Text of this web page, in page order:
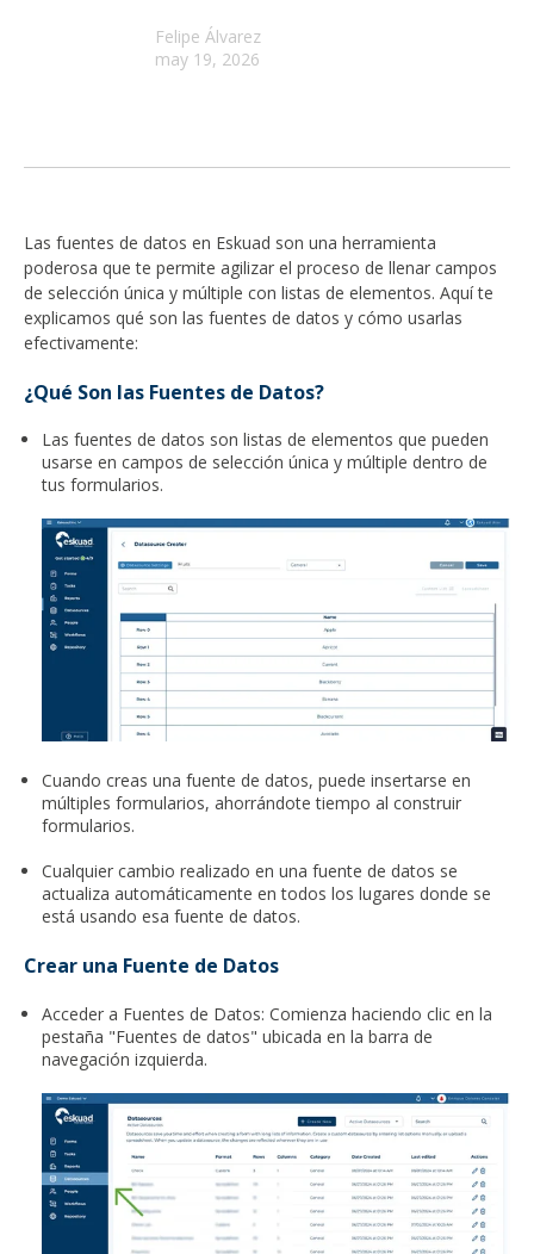
Felipe Álvarez
may 19, 2026
Las fuentes de datos en Eskuad son una herramienta
poderosa que te permite agilizar el proceso de llenar campos
de selección única y múltiple con listas de elementos. Aquí te
explicamos qué son las fuentes de datos y cómo usarlas
efectivamente:
¿Qué Son las Fuentes de Datos?
Las fuentes de datos son listas de elementos que pueden
usarse en campos de selección única y múltiple dentro de
tus formularios.
Cuando creas una fuente de datos, puede insertarse en
múltiples formularios, ahorrándote tiempo al construir
formularios.
Cualquier cambio realizado en una fuente de datos se
actualiza automáticamente en todos los lugares donde se
está usando esa fuente de datos.
Crear una Fuente de Datos
Acceder a Fuentes de Datos: Comienza haciendo clic en la
pestaña "Fuentes de datos" ubicada en la barra de
navegación izquierda.